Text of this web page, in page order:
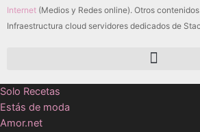
Internet (Medios y Redes online). Otros
Infraestructura cloud servidores dedicados de
Solo Recetas
Estás de moda
Amor.net